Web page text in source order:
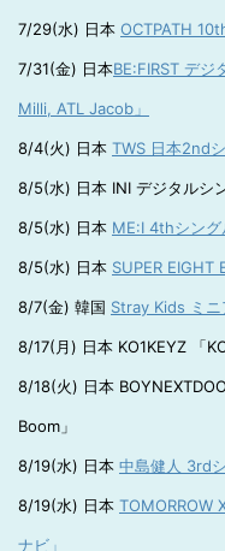
7/29(水) 日本 OCTPATH
7/31(金) 日本BE:FIRST デジ
Milli, ATL Jacob」
8/4(火) 日本 TWS 日本2nd
8/5(水) 日本 INI デジタルシ
8/5(水) 日本 ME:I 4thシング
8/5(水) 日本 SUPER EIGHT
8/7(金) 韓国 Stray Kids ミニ
8/17(月) 日本 KO1KEYZ 「
8/18(火) 日本
Boom」
8/19(水) 日本 中島健人 3rd
8/19(水) 日本 TOMORROW
ナビ」